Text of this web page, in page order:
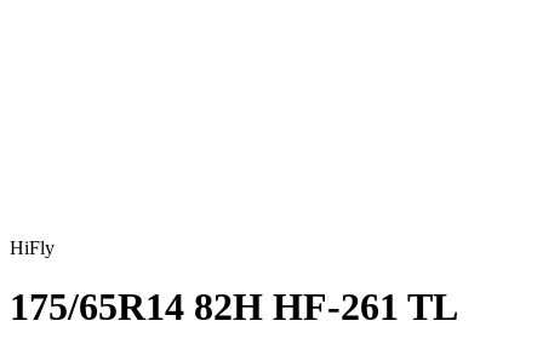
HiFly
175/65R14 82H HF-261 TL